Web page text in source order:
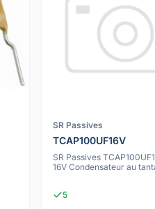
SR Passives
TCAP100UF16V
SR Passives
16V Condensateur au
5